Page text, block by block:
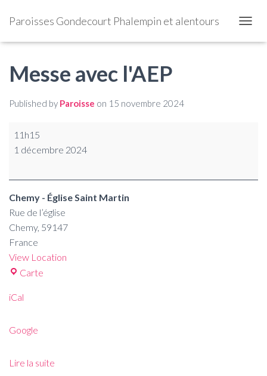
Paroisses Gondecourt Phalempin et alentours
Messe avec l'AEP
Published by Paroisse on 15 novembre 2024
11h15
1 décembre 2024
Chemy - Église Saint Martin
Rue de l’église
Chemy, 59147
France
View Location
Carte
iCal
Google
Lire la suite